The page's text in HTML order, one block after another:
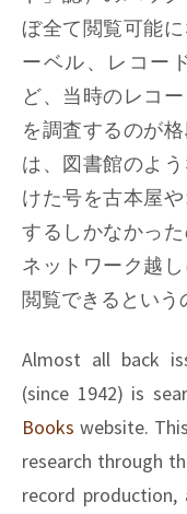
ぼ全て閲覧可能
ーベル、レコー
ど、当時のレコ
を調査するのが
は、図書館のよ
けた号を古本屋
するしかなかっ
ネットワーク越
閲覧できるという
Almost all back
(since 1942) is
Books website.
research through
record